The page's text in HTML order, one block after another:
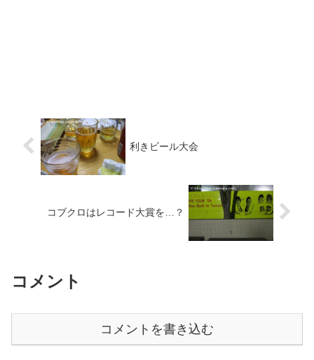
利きビール大会
コブクロはレコード大賞を…？
コメント
コメントを書き込む